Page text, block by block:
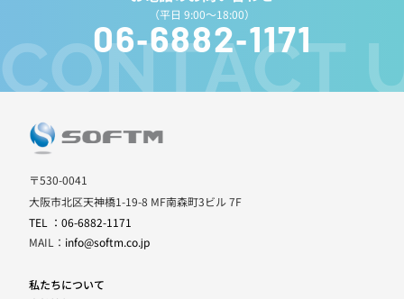
（平日 9:00～18:00）
06-6882-1171
CONTACT
〒530-0041
大阪市北区天神橋1-19-8 MF南森町3ビル 7F
TEL ：06-6882-1171
MAIL： info@softm.co.jp
私たちについて